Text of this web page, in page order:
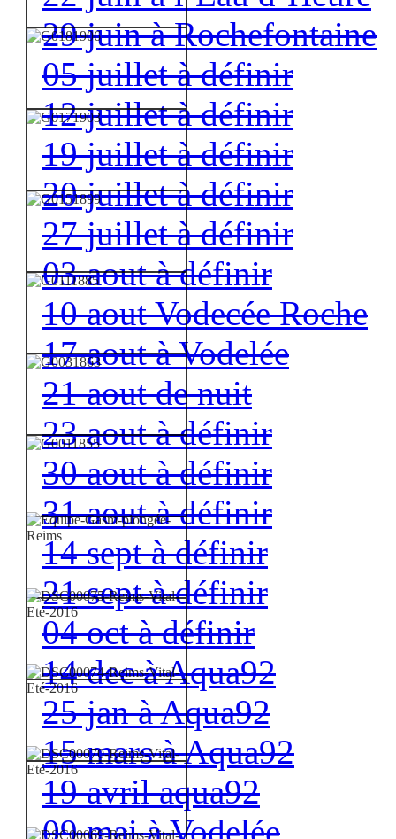
29 juin à Rochefontaine
05 juillet à définir
12 juillet à définir
19 juillet à définir
20 juillet à définir
27 juillet à définir
03 aout à définir
10 aout Vodecée Roche
17 aout à Vodelée
21 aout de nuit
23 aout à définir
30 aout à définir
31 aout à définir
14 sept à définir
21 sept à définir
04 oct à définir
14 dec à Aqua92
25 jan à Aqua92
15 mars à Aqua92
19 avril aqua92